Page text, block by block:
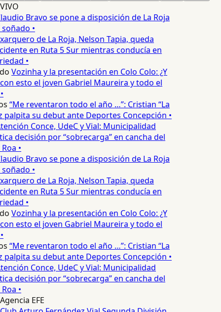
VIVO
Bravo se pone a disposición de La Roja
•
de La Roja, Nelson Tapia, queda
en Ruta 5 Sur mientras conducía en
•
Vozinha y la presentación en Colo Colo: ¿Y
esto el joven Gabriel Maureira y todo el
“Me reventaron todo el año …”: Cristian “La
palpita su debut ante Deportes Concepción •
Conce, UdeC y Vial: Municipalidad
decisión por “sobrecarga” en cancha del
•
Bravo se pone a disposición de La Roja
•
de La Roja, Nelson Tapia, queda
en Ruta 5 Sur mientras conducía en
•
Vozinha y la presentación en Colo Colo: ¿Y
esto el joven Gabriel Maureira y todo el
“Me reventaron todo el año …”: Cristian “La
palpita su debut ante Deportes Concepción •
Conce, UdeC y Vial: Municipalidad
decisión por “sobrecarga” en cancha del
•
Agencia EFE